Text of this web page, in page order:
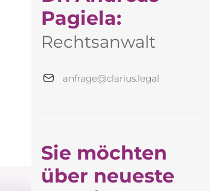
Pagiela:
Rechtsanwalt
anfrage@clarius.legal
Sie möchten
über neueste